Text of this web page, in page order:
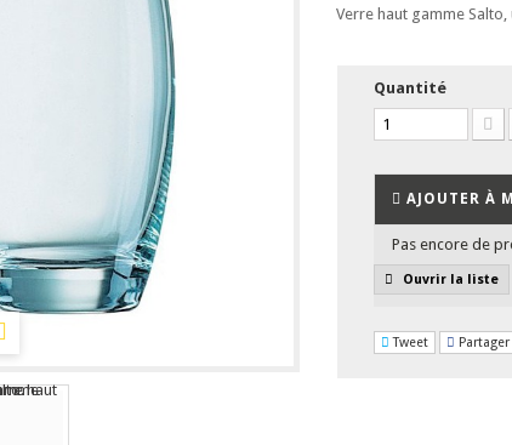
Verre haut gamme
Quantité
AJOUTER À
Pas encore de
Ouvrir la liste
Tweet Partager